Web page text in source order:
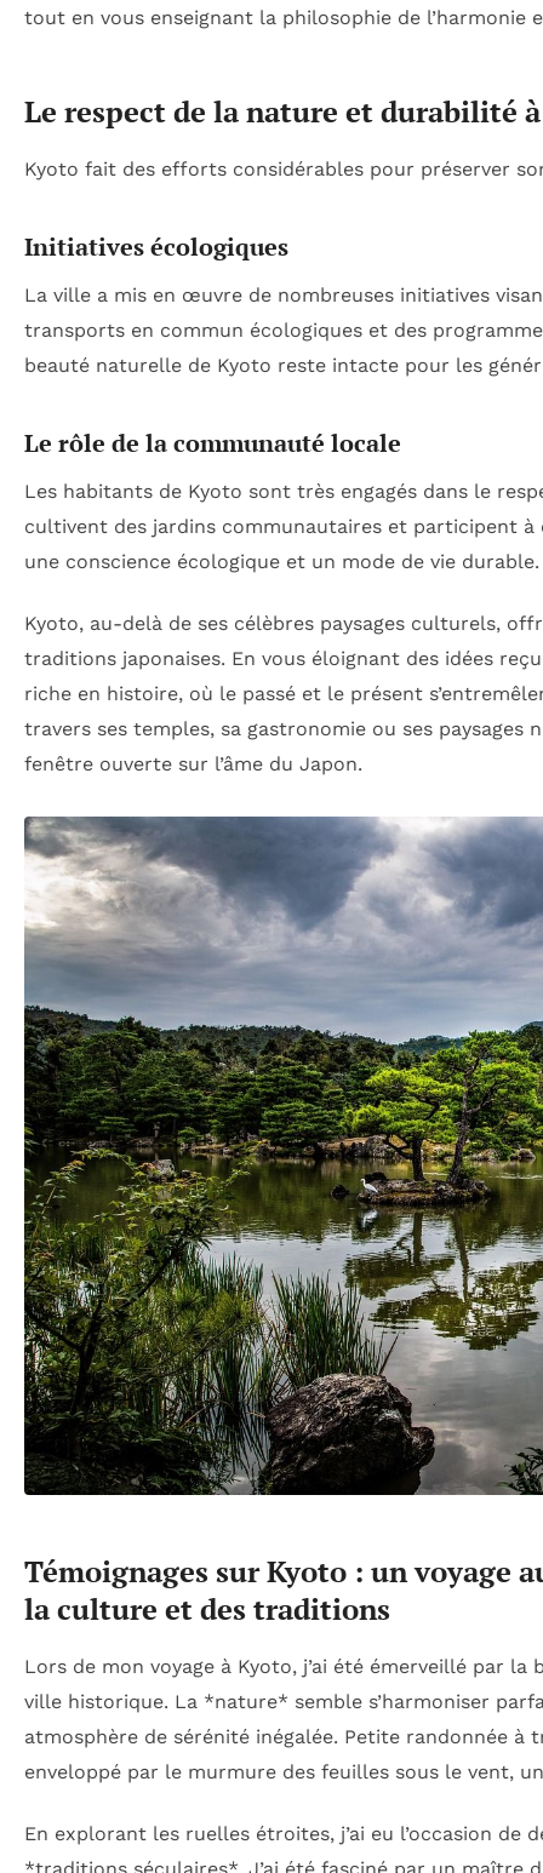
tout en vous enseignant la philosophie de l’harmonie
Le respect de la nature et durabilité
Kyoto fait des efforts considérables pour préserver
Initiatives écologiques
La ville a mis en œuvre de nombreuses initiatives
transports en commun écologiques et des
beauté naturelle de Kyoto reste intacte pour les
Le rôle de la communauté locale
Les habitants de Kyoto sont très engagés dans le
cultivent des jardins communautaires et participent
une conscience écologique et un mode de vie durable.
Kyoto, au-delà de ses célèbres paysages culturels,
traditions japonaises. En vous éloignant des idées
riche en histoire, où le passé et le présent
travers ses temples, sa gastronomie ou ses
fenêtre ouverte sur l’âme du Japon.
Témoignages sur Kyoto : un voyage
la culture et des traditions
Lors de mon voyage à Kyoto, j’ai été émerveillé par
ville historique. La *nature* semble s’harmoniser
atmosphère de sérénité inégalée. Petite randonnée à
enveloppé par le murmure des feuilles sous le vent,
En explorant les ruelles étroites, j’ai eu l’occasion